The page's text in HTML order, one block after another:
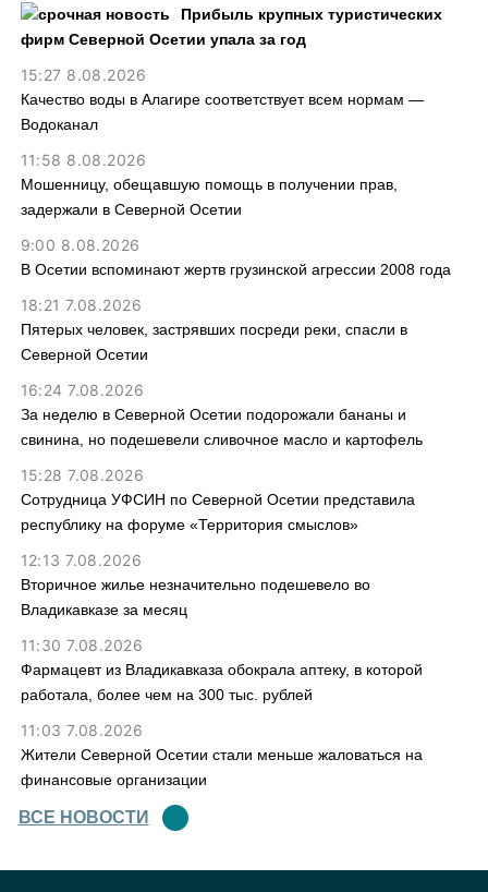
Прибыль крупных туристических
фирм Северной Осетии упала за год
15:27 8.08.2026
Качество воды в Алагире соответствует всем нормам —
Водоканал
11:58 8.08.2026
Мошенницу, обещавшую помощь в получении прав,
задержали в Северной Осетии
9:00 8.08.2026
В Осетии вспоминают жертв грузинской агрессии 2008 года
18:21 7.08.2026
Пятерых человек, застрявших посреди реки, спасли в
Северной Осетии
16:24 7.08.2026
За неделю в Северной Осетии подорожали бананы и
свинина, но подешевели сливочное масло и картофель
15:28 7.08.2026
Сотрудница УФСИН по Северной Осетии представила
республику на форуме «Территория смыслов»
12:13 7.08.2026
Вторичное жилье незначительно подешевело во
Владикавказе за месяц
11:30 7.08.2026
Фармацевт из Владикавказа обокрала аптеку, в которой
работала, более чем на 300 тыс. рублей
11:03 7.08.2026
Жители Северной Осетии стали меньше жаловаться на
финансовые организации
ВСЕ НОВОСТИ